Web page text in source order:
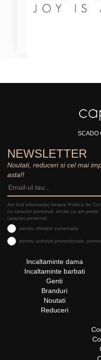
SCADO
NEWSLETTER
Noutati, reduceri si cel mai
asta!!
Am fost informat(a) despre Politica de
cu caracter personal, declar ca am
caracter personal:
pentru ofertare comerciala
pentru activitati promotionale:
Incaltaminte dama
Incaltaminte barbati
Genti
Branduri
Noutati
Reduceri